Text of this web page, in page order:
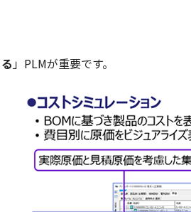
」PLMが重要です。